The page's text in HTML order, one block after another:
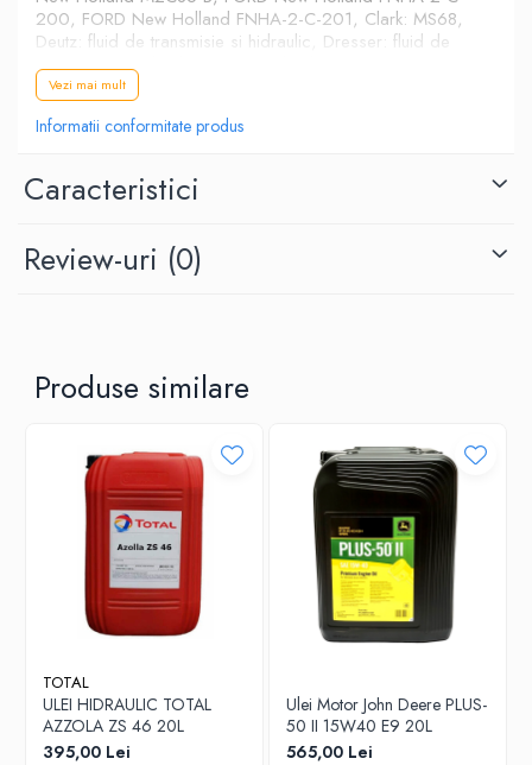
200, FORD New Holland FNHA-2-C-201, Clark: MS68,
Deutz: fluid de transmisie si hidraulic, Dresser: fluid de
transmisie si hidraulic, Eaton Hydraulic Division: Transmisie
si hidraulic, IHC B6, JOHN DEERE JDM 21A, SUPER UDT,
ZETOR OT-H, ZF TE-ML 03, ZF TE-ML 06D, ZF TE-ML
06E, Case MS 1207, Case MS 1209, Case MS 1210
Vezi mai mult
Informatii conformitate produs
Caracteristici
Review-uri (0)
Produse similare
TOTAL
ULEI HIDRAULIC TOTAL
AZZOLA ZS 46 20L
395,00 Lei
Ulei Motor John Deere PLUS-
50 II 15W40 E9 20L
565,00 Lei